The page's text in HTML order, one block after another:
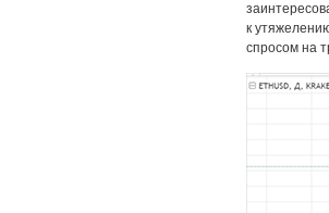
к
спросом на